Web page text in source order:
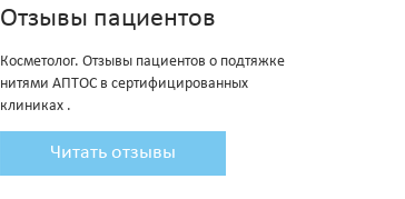
Отзывы пациентов
Косметолог. Отзывы пациентов о подтяжке
нитями АПТОС в сертифицированных
клиниках .
Читать отзывы